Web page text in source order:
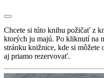
Chcete si túto knihu požičať z
ktorých ju majú. Po kliknutí na
stránku knižnice, kde si
aj priamo rezervovať.